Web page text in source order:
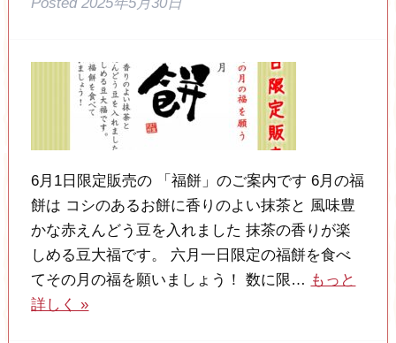
6月1日限定販売の 「福餅」のご案内です 6月の福
餅は コシのあるお餅に香りのよい抹茶と 風味豊
かな赤えんどう豆を入れました 抹茶の香りが楽
しめる豆大福です。 六月一日限定の福餅を食べ
てその月の福を願いましょう！ 数に限… もっと
詳しく »